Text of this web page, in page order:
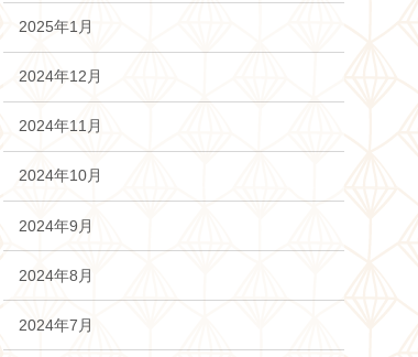
2025年1月
2024年12月
2024年11月
2024年10月
2024年9月
2024年8月
2024年7月